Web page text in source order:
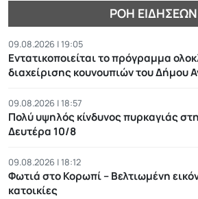
ΡΟΉ ΕΙΔΉΣΕΩΝ
09.08.2026 | 19:05
Εντατικοποιείται το πρόγραμμα
διαχείρισης κουνουπιών του Δήμου
09.08.2026 | 18:57
Πολύ υψηλός κίνδυνος πυρκαγιάς
Δευτέρα 10/8
09.08.2026 | 18:12
Φωτιά στο Κορωπί – Βελτιωμένη
κατοικίες